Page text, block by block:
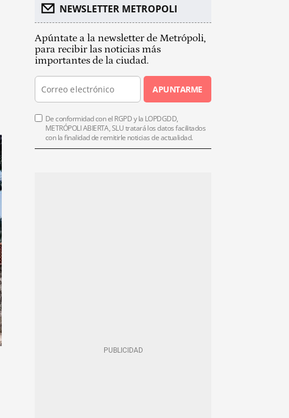
NEWSLETTER METROPOLI
Apúntate a la newsletter de Metrópoli,
para recibir las noticias más
importantes de la ciudad.
APUNTARME
De conformidad con el RGPD y la LOPDGDD,
METRÓPOLI ABIERTA, SLU tratará los datos facilitados
con la finalidad de remitirle noticias de actualidad.